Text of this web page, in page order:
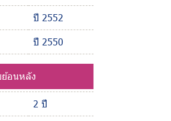
ปี 2552
ปี 2550
อนหลัง
2 ปี